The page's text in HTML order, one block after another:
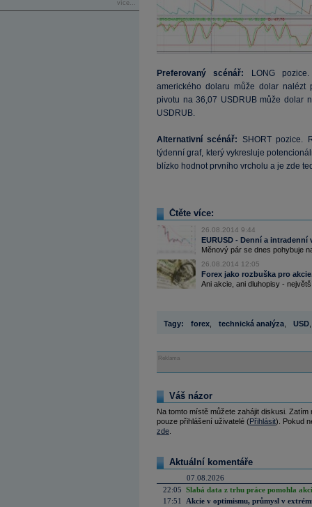
více...
Preferovaný scénář:
LONG
amerického dolaru může dolar nalézt
pivotu na 36,07 USDRUB může dolar
USDRUB.
Alternativní scénář: SHORT pozice.
týdenní graf, který vykresluje
blízko hodnot prvního vrcholu a je zde
Čtěte více:
26.08.2014 9:44
EURUSD - Denní a
Měnový pár se dnes pohybuje
26.08.2014 12:05
Forex jako rozbuška pro
Ani akcie, ani dluhopisy -
Tagy: forex technická analýza USD
Reklama
Váš názor
Na tomto místě můžete zahájit diskusi.
pouze přihlášení uživatelé (Přihlásit). Pokud
zde
Aktuální komentáře
07.08.2026
22:05 Slabá data z trhu práce pomohla
17:51
Akcie v optimismu, průmysl v